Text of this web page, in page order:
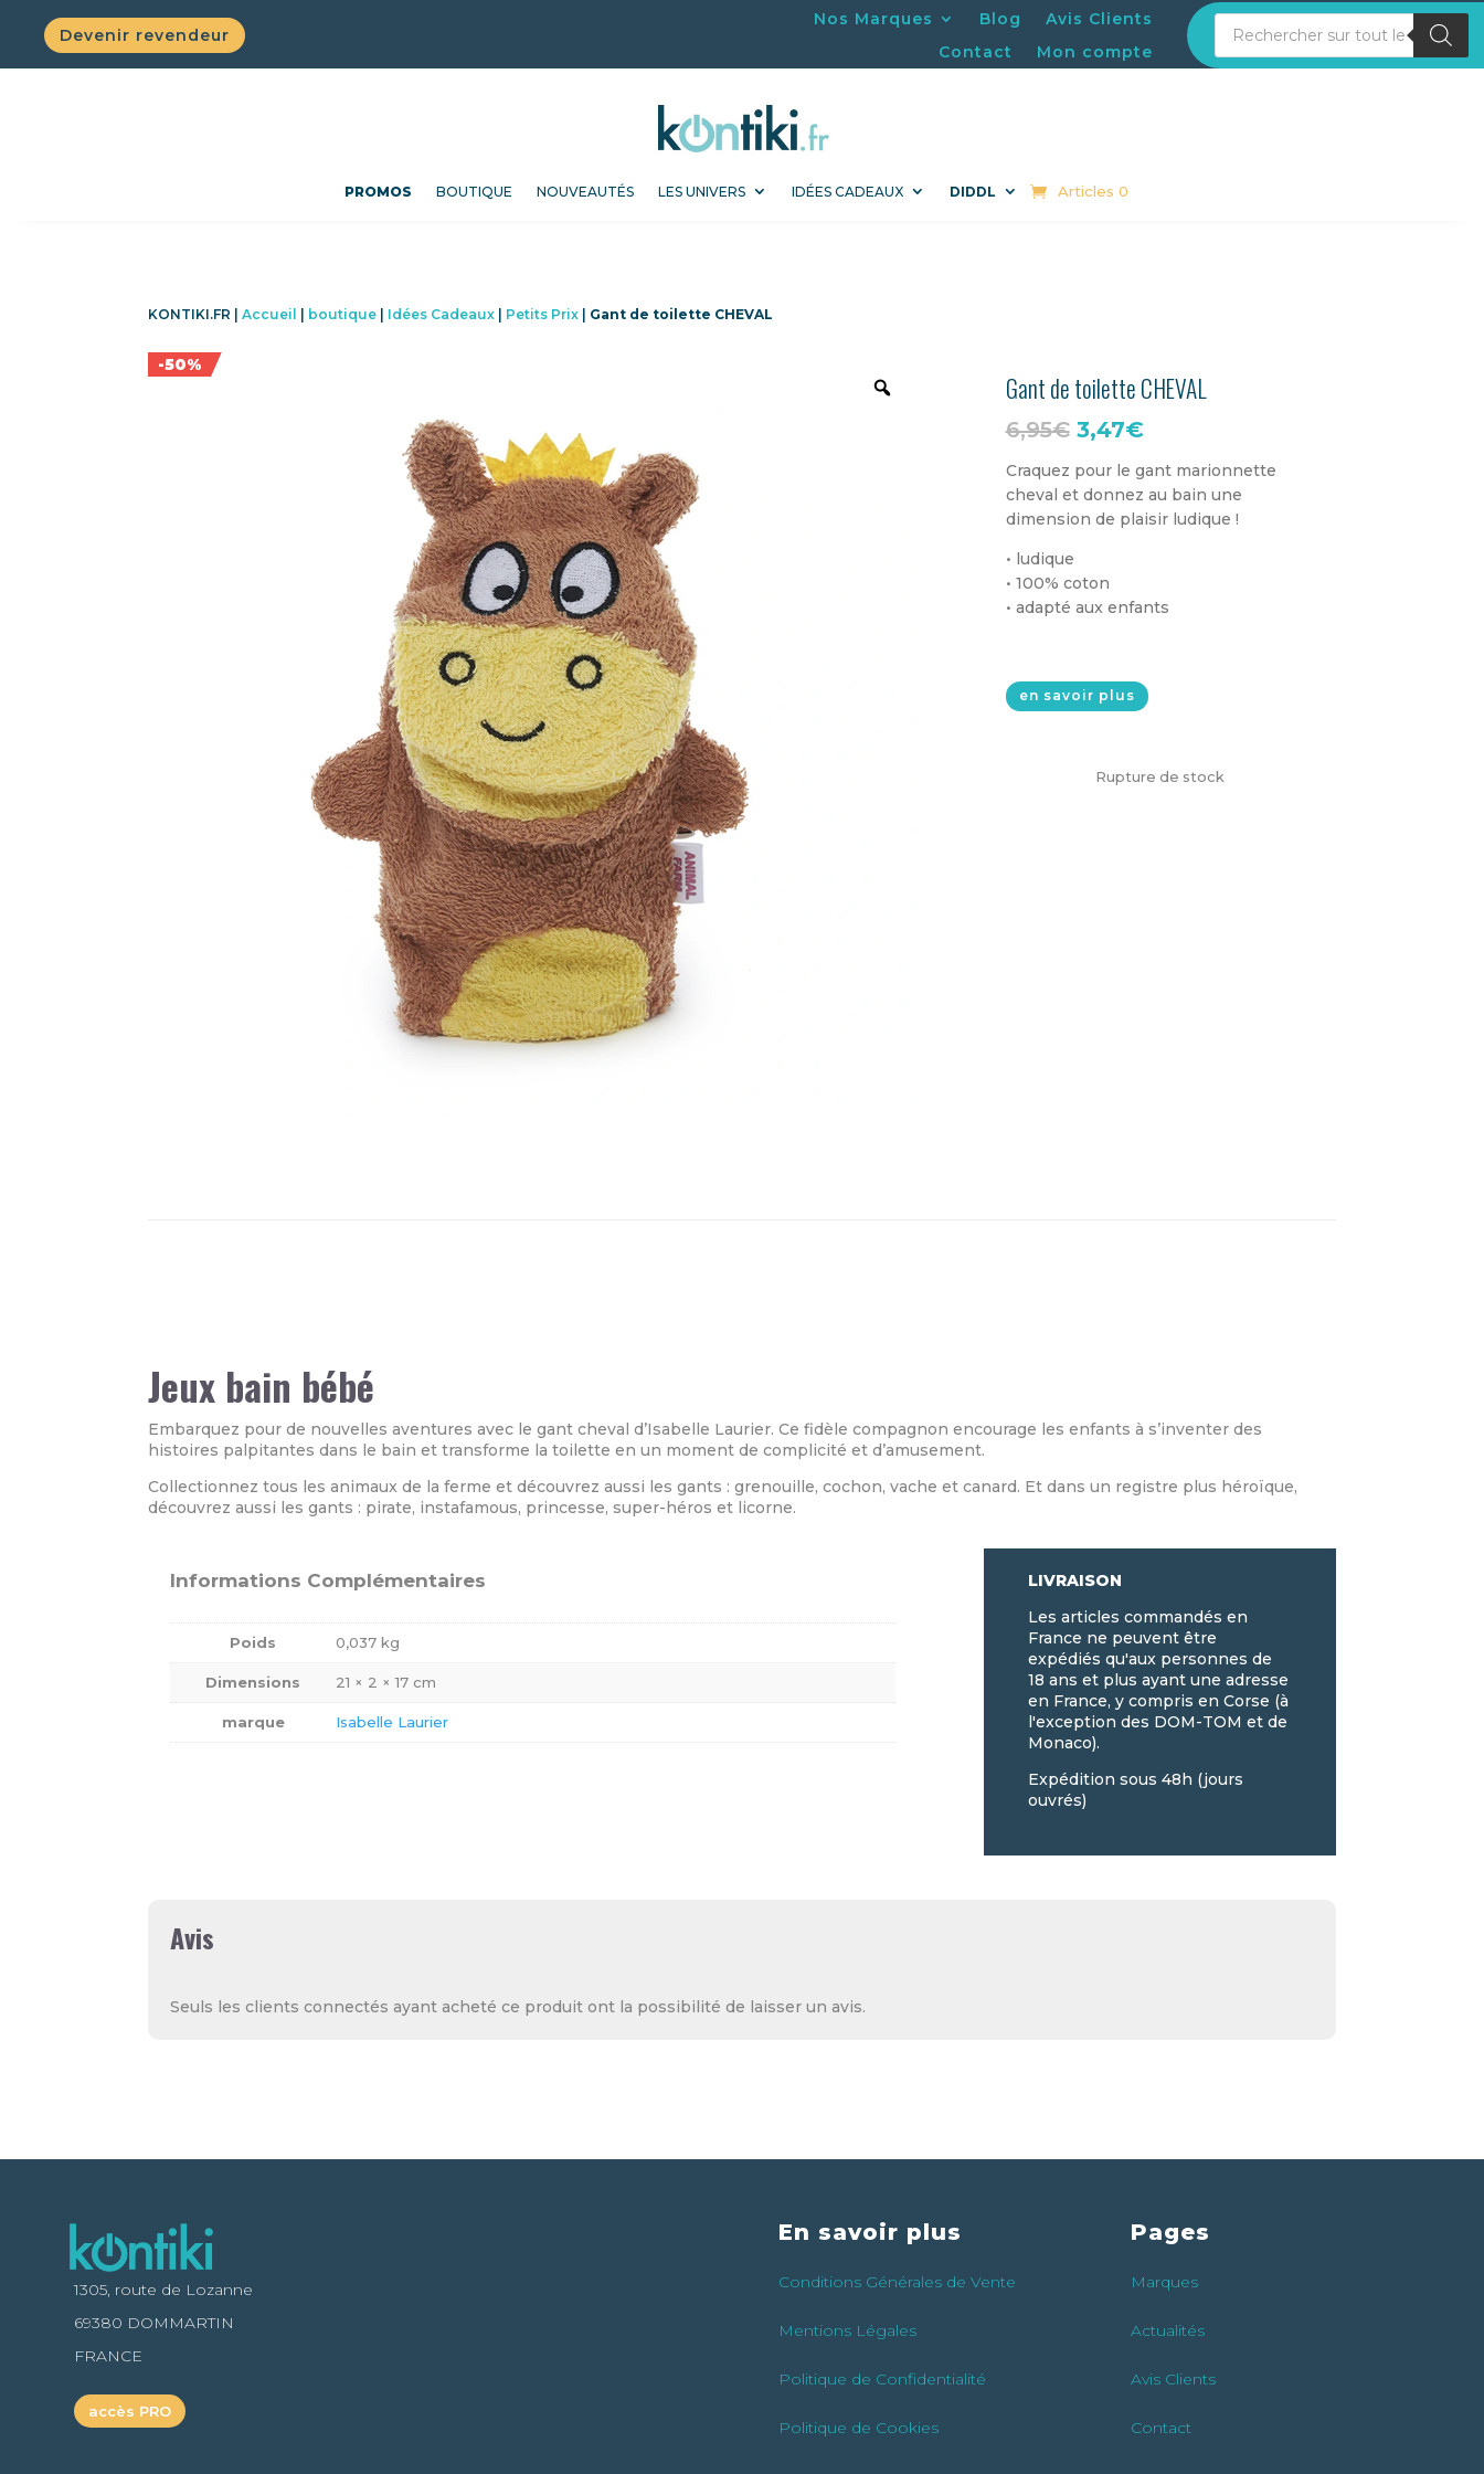
Devenir revendeur
Nos Marques Blog
Avis Clients
Contact
Mon compte
PROMOS BOUTIQUE NOUVEAUTÉS LES UNIVERS IDÉES CADEAUX DIDDL Articles 0
KONTIKI.FR |Accueil | boutique | Idées Cadeaux | Petits Prix | Gant de toilette CHEVAL
-50%
Gant de toilette CHEVAL
6,95€ Le
prix
initial
était :
3,47€Le
prix
actuel
Craquez pour le gant marionnette
cheval et donnez au bain une
dimension de plaisir ludique !
• ludique
• 100% coton
• adapté aux enfants
en savoir plus
Rupture de stock
Jeux bain bébé
Embarquez pour de nouvelles aventures avec le gant cheval d’Isabelle Laurier. Ce fidèle compagnon encourage les enfants à s’inventer des
histoires palpitantes dans le bain et transforme la toilette en un moment de complicité et d’amusement.
Collectionnez tous les animaux de la ferme et découvrez aussi les gants : grenouille, cochon, vache et canard. Et dans un registre plus héroïque,
découvrez aussi les gants : pirate, instafamous, princesse, super-héros et licorne.
Informations Complémentaires
Poids 0,037 kg
Dimensions 21 × 2 × 17 cm
marque Isabelle Laurier
LIVRAISON
Les articles commandés en
France ne peuvent être
expédiés qu'aux personnes de
18 ans et plus ayant une adresse
en France, y compris en Corse (à
l'exception des DOM-TOM et de
Monaco).
Expédition sous 48h (jours
ouvrés)
Avis
Seuls les clients connectés ayant acheté ce produit ont la possibilité de laisser un avis.
1305, route de Lozanne
69380 DOMMARTIN
FRANCE
accès PRO
En savoir plus
Conditions Générales de Vente
Mentions Légales
Politique de Confidentialité
Politique de Cookies
Pages
Marques
Actualités
Avis Clients
Contact